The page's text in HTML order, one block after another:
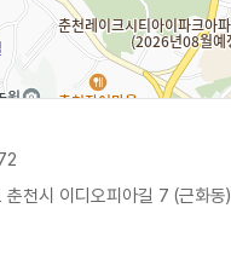
춘천시 이디오피아길 7 (근화동)